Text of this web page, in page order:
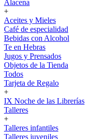
Alacena
+
Aceites y Mieles
Café de especialidad
Bebidas con Alcohol
Te en Hebras
Jugos y Prensados
Objetos de la Tienda
Todos
Tarjeta de Regalo
+
IX Noche de las Librerías
Talleres
+
Talleres infantiles
Talleres juveniles